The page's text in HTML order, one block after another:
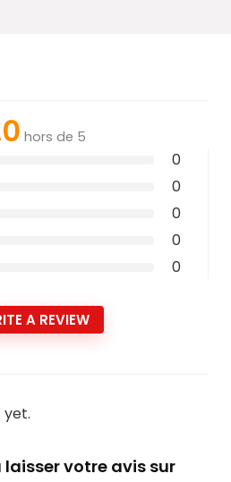
hors de 5
0
0
0
0
0
A REVIEW
yet.
laisser votre avis sur